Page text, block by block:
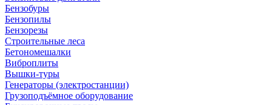
Бензобуры
Бензопилы
Бензорезы
Строительные леса
Бетономешалки
Виброплиты
Вышки-туры
Генераторы (электростанции)
Грузоподъёмное оборудование